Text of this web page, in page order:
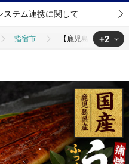
ステム連携に関して
指宿市 【鹿児島県産】う
【鹿児島県産】うなぎ蒲焼じっくり焼
+2